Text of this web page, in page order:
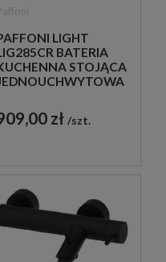
LIGHT
BATERIA
STOJĄCA
zł szt.